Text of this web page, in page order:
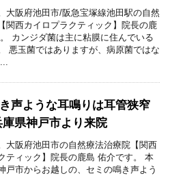
大阪府池田市/阪急宝塚線池田駅の自然
関西カイロプラクティック】院長の鹿
カンジダ菌は主に粘膜に住んでいる
悪玉菌ではありますが、病原菌ではな
声ような耳鳴りは耳管狭窄
県神戸市より来院
大阪府池田市の自然療法治療院【関西
ティック】院長の鹿島 佑介です。 本
戸市からお越しの、セミの鳴き声よう